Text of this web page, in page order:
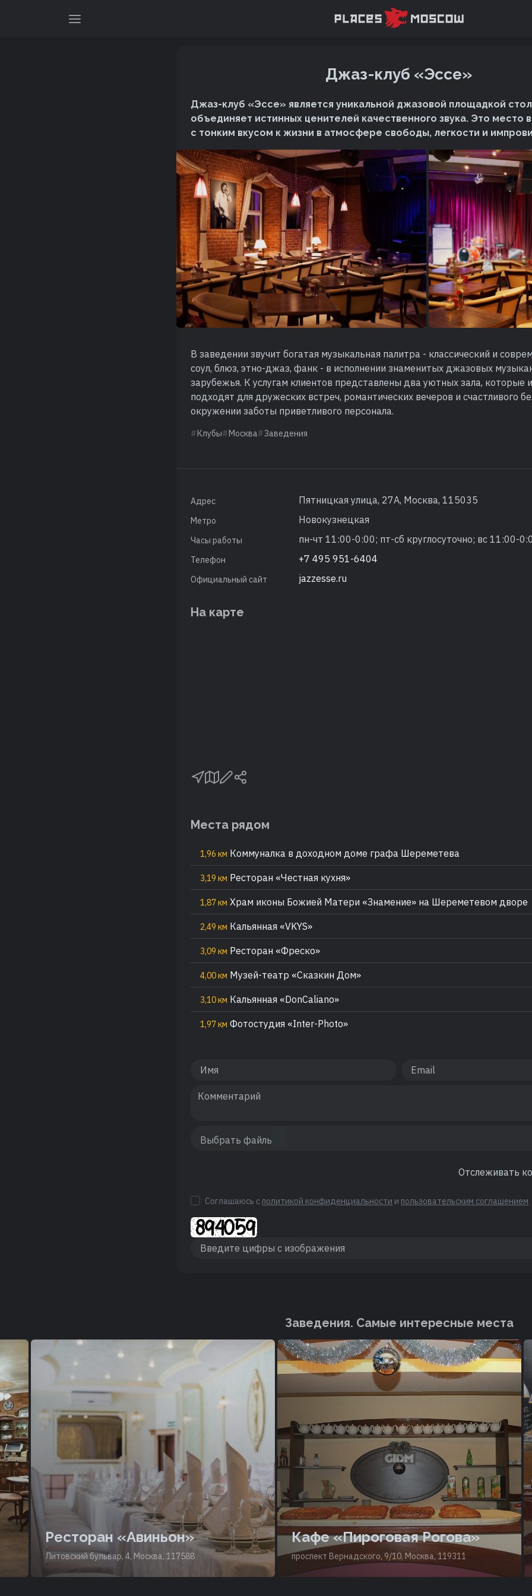
Джаз-клуб «Эссе»
Джаз-клуб «Эссе» является уникальной джазовой площадкой
объединяет истинных ценителей качественного звука. Это место
с тонким вкусом к жизни в атмосфере свободы, легкости и
В заведении звучит богатая музыкальная палитра - классический и
соул, блюз, этно-джаз, фанк - в исполнении знаменитых джазовых
зарубежья. К услугам клиентов представлены два уютных зала, которые
подходят для дружеских встреч, романтических вечеров и счастливого
окружении заботы приветливого персонала.
Клубы Москва Заведения
Адрес Пятницкая улица, 27А, Москва, 115035
Метро Новокузнецкая
Часы работы пн-чт 11:00-0:00; пт-сб круглосуточно; вс 11:00-
Телефон +7 495 951-6404
Официальный сайт jazzesse.ru
На карте
Места рядом
1,96 км Коммуналка в доходном доме графа Шереметева
3,19 км Ресторан «Честная кухня»
1,87 км Храм иконы Божией Матери «Знамение» на Шереметевом дворе
2,49 км Кальянная «VKYS»
3,09 км Ресторан «Фреско»
4,00 км Музей-театр «Сказкин Дом»
3,10 км Кальянная «DonCaliano»
1,97 км Фотостудия «Inter-Photo»
Отслеживать
Соглашаюсь с политикой конфиденциальности и пользовательским соглашением
Заведения. Cамые интересные места
Ресторан «Авиньон»
Литовский бульвар, 4, Москва, 117588
Кафе «Пироговая Рогова»
проспект Вернадского, 9/10, Москва, 119311